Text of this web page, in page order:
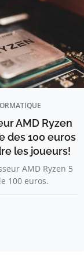
AMD Ryzen
des 100 euros
les joueurs!
AMD Ryzen 5
100 euros.